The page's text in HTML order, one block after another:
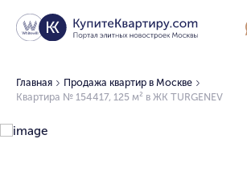
Главная
Продажа квартир в Москве
Квартира № 154417, 125 м² в ЖК TURGENEV